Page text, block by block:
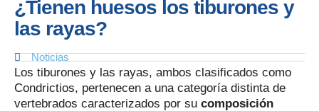
¿Tienen huesos los tiburones y
las rayas?
Noticias
Los tiburones y las rayas, ambos clasificados como
Condrictios, pertenecen a una categoría distinta de
vertebrados caracterizados por su composición